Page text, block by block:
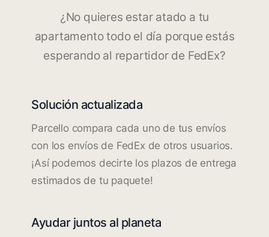
¿No quieres estar atado a tu
apartamento todo el día porque estás
esperando al repartidor de FedEx?
Solución actualizada
Parcello compara cada uno de tus envíos
con los envíos de FedEx de otros usuarios.
¡Así podemos decirte los plazos de entrega
estimados de tu paquete!
Ayudar juntos al planeta